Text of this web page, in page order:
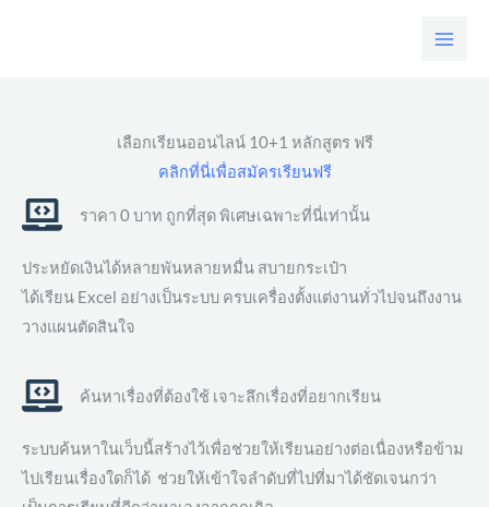
เลือกเรียนออนไลน์ 10+1 หลักสูตร ฟรี
คลิกที่นี่เพื่อสมัครเรียนฟรี
ราคา 0 บาท ถูกที่สุด พิเศษเฉพาะที่นี่เท่านั้น
ประหยัดเงินได้หลายพันหลายหมื่น สบายกระเป๋า
ได้เรียน Excel อย่างเป็นระบบ ครบเครื่องตั้งแต่งานทั่วไปจนถึงงาน
วางแผนตัดสินใจ
ค้นหาเรื่องที่ต้องใช้ เจาะลึกเรื่องที่อยากเรียน
ระบบค้นหาในเว็บนี้สร้างไว้เพื่อช่วยให้เรียนอย่างต่อเนื่องหรือข้าม
ไปเรียนเรื่องใดก็ได้ ช่วยให้เข้าใจลำดับที่ไปที่มาได้ชัดเจนกว่า